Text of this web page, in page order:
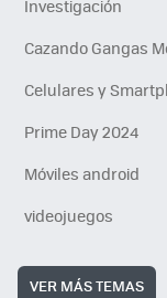
Investigación
Cazando Gangas
Celulares y
Prime Day 2024
Móviles android
videojuegos
VER MÁS TEMAS